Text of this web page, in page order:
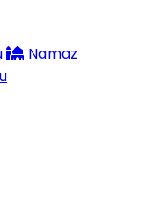
Namaz